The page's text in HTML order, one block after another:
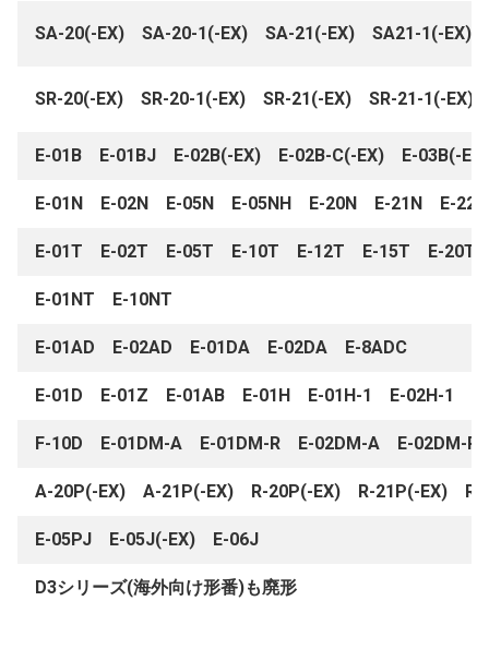
SA-20(-EX) SA-20-1(-EX) SA-21(-EX) SA21-1(-EX)
SR-20(-EX) SR-20-1(-EX) SR-21(-EX) SR-21-1(-EX)
E-01B E-01BJ E-02B(-EX) E-02B-C(-EX) E-03B(-
E-01N E-02N E-05N E-05NH E-20N E-21N E-
E-01T E-02T E-05T E-10T E-12T E-15T E-
E-01NT E-10NT
E-01AD E-02AD E-01DA E-02DA E-8ADC
E-01D E-01Z E-01AB E-01H E-01H-1 E-02H-1
F-10D E-01DM-A E-01DM-R E-02DM-A E-02DM-
A-20P(-EX) A-21P(-EX) R-20P(-EX) R-21P(-EX) R-
E-05PJ E-05J(-EX) E-06J
D3シリーズ(海外向け形番)も廃形